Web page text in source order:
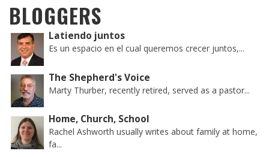
BLOGGERS
Latiendo juntos
Es un espacio en el cual queremos crecer juntos,...
The Shepherd's Voice
Marty Thurber, recently retired, served as a pastor...
Home, Church, School
Rachel Ashworth usually writes about family at home,
fa...